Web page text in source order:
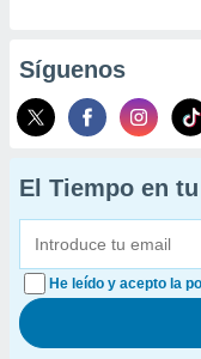
Síguenos
El Tiempo en tu
He leído y acepto la